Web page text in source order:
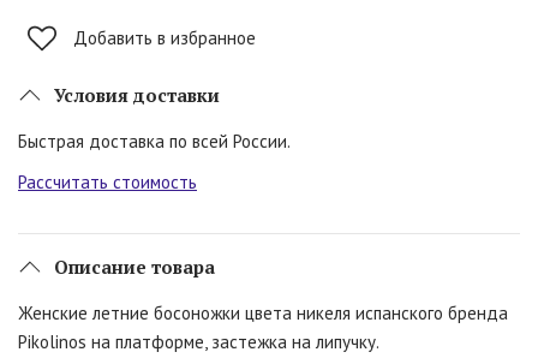
Добавить в избранное
Условия доставки
Быстрая доставка по всей России.
Рассчитать стоимость
Описание товара
Женские летние босоножки цвета никеля испанского бренда
Pikolinos на платформе, застежка на липучку.